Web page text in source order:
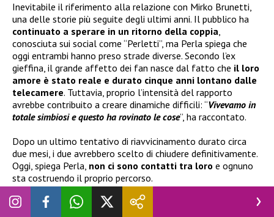
Inevitabile il riferimento alla relazione con Mirko Brunetti,
una delle storie più seguite degli ultimi anni. Il pubblico ha
continuato a sperare in un ritorno della coppia,
conosciuta sui social come “Perletti”, ma Perla spiega che
oggi entrambi hanno preso strade diverse. Secondo l’ex
gieffina, il grande affetto dei fan nasce dal fatto che il loro
amore è stato reale e durato cinque anni lontano dalle
telecamere. Tuttavia, proprio l’intensità del rapporto
avrebbe contribuito a creare dinamiche difficili: “Vivevamo in
totale simbiosi e questo ha rovinato le cose”, ha raccontato.
Dopo un ultimo tentativo di riavvicinamento durato circa
due mesi, i due avrebbero scelto di chiudere definitivamente.
Oggi, spiega Perla, non ci sono contatti tra loro e ognuno
sta costruendo il proprio percorso.
L’ex concorrente chiarisce anche alcune indiscrezioni su